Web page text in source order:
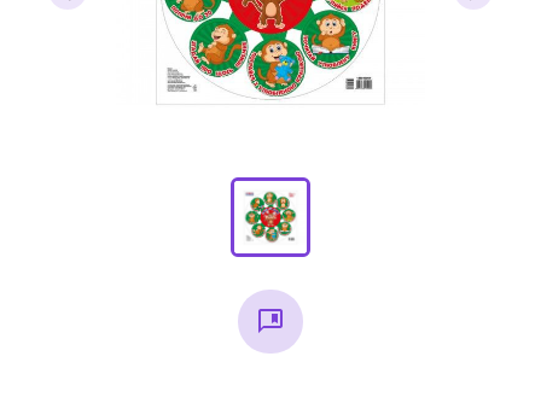
Підручники
Універсальна література для 1-4 класів
Інклюзивне навчання